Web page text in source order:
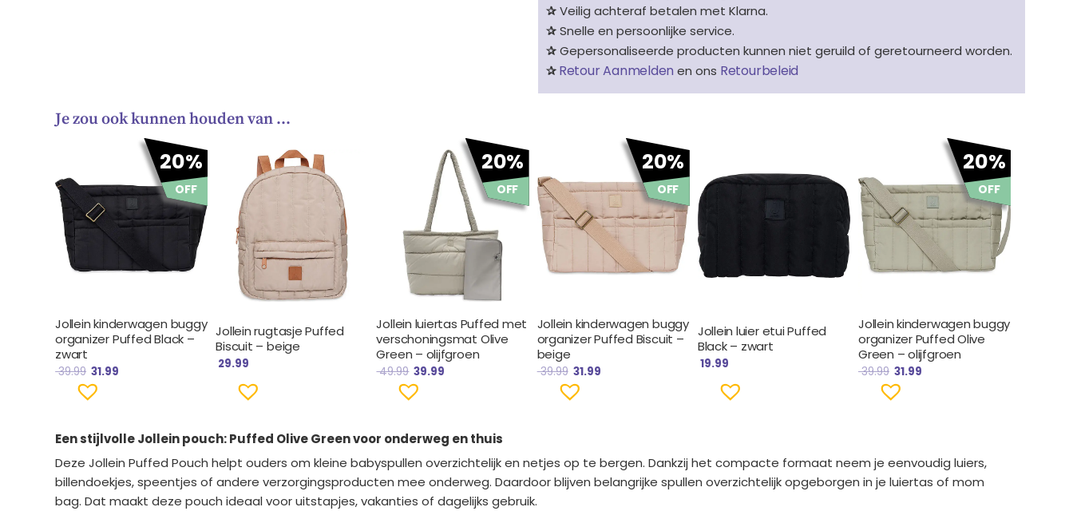
✰Veilig achteraf betalen met Klarna.
✰Snelle en persoonlijke service.
✰Gepersonaliseerde producten kunnen niet geruild of geretourneerd worden.
✰Retour Aanmelden en ons Retourbeleid
Je zou ook kunnen houden van …
20%
OFF
Jollein kinderwagen buggy
organizer Puffed Black –
zwart
39.99
Oorspronkelijke
€ 39.99.
31.99
Huidige
€ 31.99.
Jollein rugtasje Puffed
Biscuit – beige
29.99
20%
OFF
Jollein luiertas Puffed met
verschoningsmat Olive
Green – olijfgroen
49.99
Oorspronkelijke
was:
€ 49.99.
39.99
Huidige
prijs
is:
€ 39.99.
20%
OFF
Jollein kinderwagen buggy
organizer Puffed Biscuit –
beige
39.99
Oorspronkelijke
was:
€ 39.99.
31.99
Huidige
is:
€ 31.99.
Jollein luier etui Puffed
Black – zwart
19.99
20%
OFF
Jollein kinderwagen buggy
organizer Puffed Olive
Green – olijfgroen
39.99
Oorspronkelijke
€ 39.99.
31.99
Huidige
€ 31.99.
Een stijlvolle Jollein pouch: Puffed Olive Green voor onderweg en thuis
Deze Jollein Puffed Pouch helpt ouders om kleine babyspullen overzichtelijk en netjes op te bergen. Dankzij het compacte formaat neem je eenvoudig luiers,
billendoekjes, speentjes of andere verzorgingsproducten mee onderweg. Daardoor blijven belangrijke spullen overzichtelijk opgeborgen in je luiertas of mom
bag. Dat maakt deze pouch ideaal voor uitstapjes, vakanties of dagelijks gebruik.